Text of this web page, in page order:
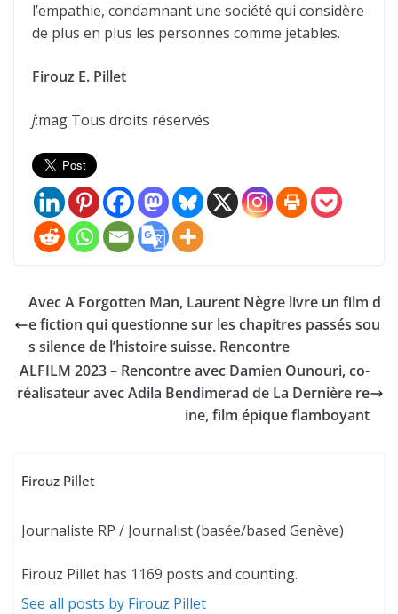
l’empathie, condamnant une société qui considère
de plus en plus les personnes comme jetables.
Firouz E. Pillet
j:mag Tous droits réservés
Avec A Forgotten Man, Laurent Nègre livre un film d
e fiction qui questionne sur les chapitres passés sou
s silence de l’histoire suisse. Rencontre
ALFILM 2023 – Rencontre avec Damien Ounouri, co-
réalisateur avec Adila Bendimerad de La Dernière re
ine, film épique flamboyant
Firouz Pillet
Journaliste RP / Journalist (basée/based Genève)
Firouz Pillet has 1169 posts and counting.
See all posts by Firouz Pillet